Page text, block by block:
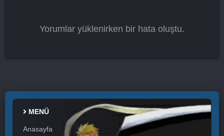
Yorumlar yüklenirken bir hata oluştu.
MENÜ
Anasayfa